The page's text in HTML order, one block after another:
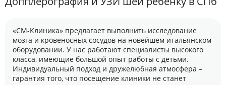
«СМ-Клиника» предлагает выполнить исследование
мозга и кровеносных сосудов на новейшем итальянском
оборудовании. У нас работают специалисты высокого
класса, имеющие большой опыт работы с детьми.
Индивидуальный подход и дружелюбная атмосфера –
гарантия того, что посещение клиники не станет